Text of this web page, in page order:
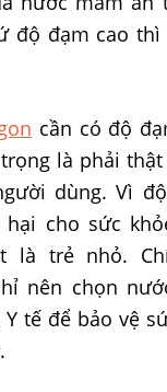
độ đạm cao
cần có độ
là phải
dùng. Vì
hại cho sức
là trẻ nhỏ.
nên chọn
tế để bảo vệ